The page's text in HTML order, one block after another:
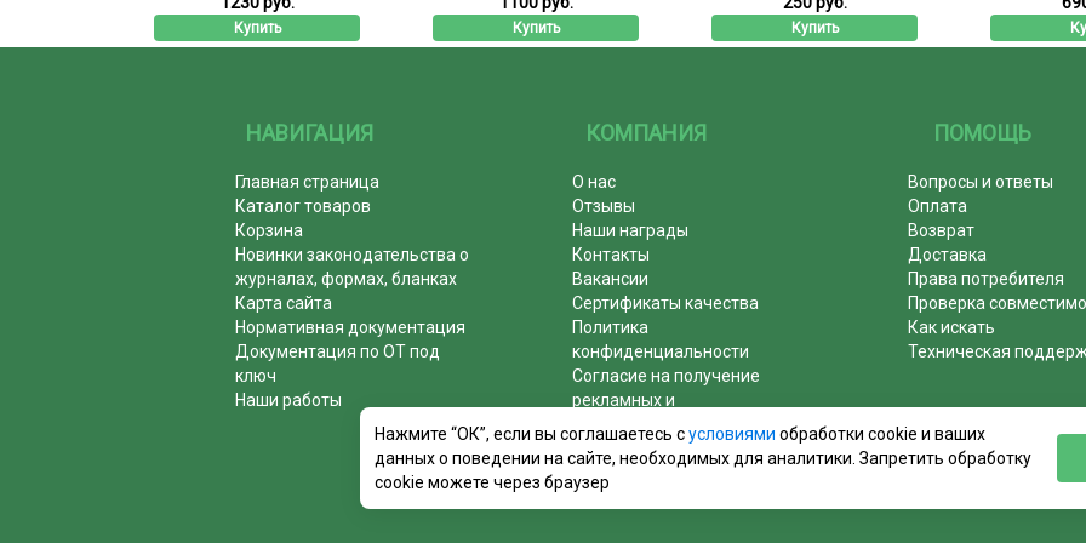
Купить Купить Купить
НАВИГАЦИЯ
Главная страница
Каталог товаров
Корзина
Новинки законодательства о
журналах, формах, бланках
Карта сайта
Нормативная документация
Документация по ОТ под
ключ
Наши работы
КОМПАНИЯ
О нас
Отзывы
Наши награды
Контакты
Вакансии
Сертификаты качества
Политика
конфиденциальности
Согласие на получение
рекламных и
информационных рассылок
Почему журналы покупают у
ПОМОЩЬ
Вопросы и ответы
Оплата
Возврат
Доставка
Права потребителя
Проверка
Как искать
Техническая
Нажмите “ОК”, если вы соглашаетесь сусловиями обработки cookie и ваших
данных о поведении на сайте, необходимых для аналитики. Запретить обработку
cookie можете через браузер